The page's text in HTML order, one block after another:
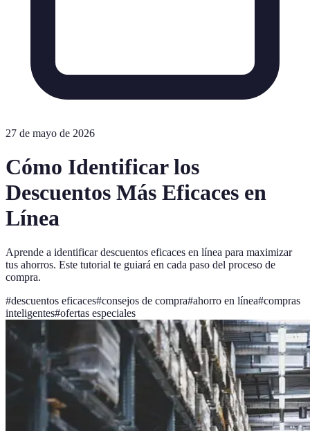
27 de mayo de 2026
Cómo Identificar los
Descuentos Más Eficaces en
Línea
Aprende a identificar descuentos eficaces en línea para maximizar
tus ahorros. Este tutorial te guiará en cada paso del proceso de
compra.
#descuentos eficaces#consejos de compra#ahorro en línea#compras
inteligentes#ofertas especiales